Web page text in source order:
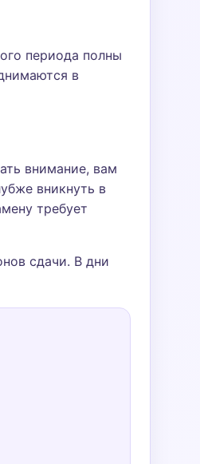
периода полны
в
внимание, вам
вникнуть в
требует
сдачи. В дни